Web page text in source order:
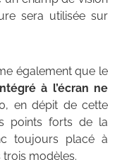
sera utilisée sur
également que le
à l’écran ne
en dépit de cette
points forts de la
toujours placé à
trois modèles.